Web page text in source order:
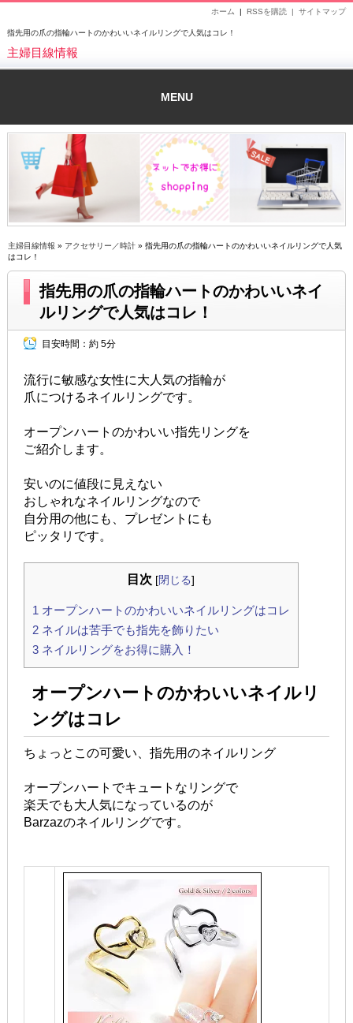
指先用の爪の指輪ハートのかわいいネイルリングで人気はコレ！
サイトマップ
RSSを購読 |
ホーム |
主婦目線情報
MENU
主婦目線情報 » アクセサリー／時計 » 指先用の爪の指輪ハートのかわいいネイルリングで人気
はコレ！
指先用の爪の指輪ハートのかわいいネイ
ルリングで人気はコレ！
目安時間： 約 5分
流行に敏感な女性に大人気の指輪が
爪につけるネイルリングです。
オープンハートのかわいい指先リングを
ご紹介します。
安いのに値段に見えない
おしゃれなネイルリングなので
自分用の他にも、プレゼントにも
ピッタリです。
目次 [閉じる]
1 オープンハートのかわいいネイルリングはコレ
2ネイルは苦手でも指先を飾りたい
3ネイルリングをお得に購入！
オープンハートのかわいいネイルリ
ングはコレ
ちょっとこの可愛い、指先用のネイルリング
オープンハートでキュートなリングで
楽天でも大人気になっているのが
Barzazのネイルリングです。